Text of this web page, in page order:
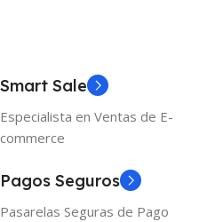
Smart Sale
Especialista en Ventas de E-
commerce
Pagos Seguros
Pasarelas Seguras de Pago